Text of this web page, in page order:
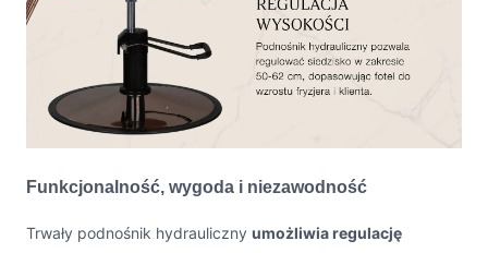
Funkcjonalność, wygoda i niezawodność
Trwały podnośnik hydrauliczny umożliwia regulację